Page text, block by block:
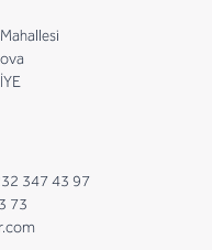
347 43 97
73